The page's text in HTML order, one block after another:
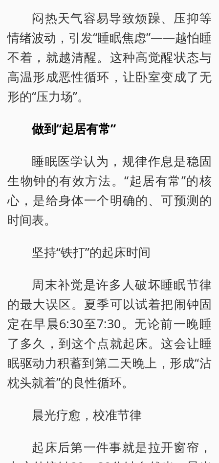
闷热天气容易导致烦躁、压抑等
情绪波动，引发“睡眠焦虑”——越怕睡
不着，就越清醒。这种高觉醒状态与
高温形成恶性循环，让卧室变成了无
形的“压力场”。
做到“起居有常”
睡眠医学认为，规律作息是稳固
生物钟的有效方法。“起居有常”的核
心，是给身体一个明确的、可预测的
时间表。
坚持“铁打”的起床时间
周末补觉是许多人破坏睡眠节律
的最大误区。夏季可以试着把闹钟固
定在早晨6:30至7:30。无论前一晚睡
了多久，到这个点就起床。这会让睡
眠驱动力积蓄到第二天晚上，形成“沾
枕头就着”的良性循环。
晨光疗愈，校准节律
起床后第一件事就是拉开窗帘，